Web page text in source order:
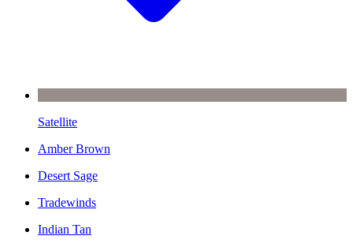
Satellite
Amber Brown
Desert Sage
Tradewinds
Indian Tan